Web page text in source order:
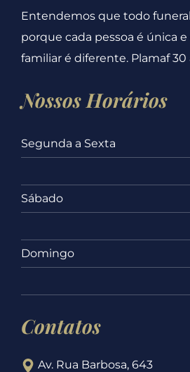
Entendemos que todo
porque cada pessoa é única
familiar é diferente. Plamaf 30
Nossos Horários
Segunda a Sexta
Sábado
Domingo
Contatos
Av. Rua Barbosa, 643